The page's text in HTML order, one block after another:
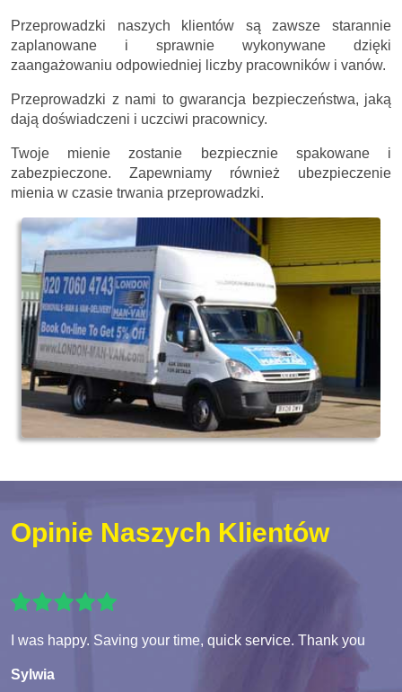
Przeprowadzki naszych klientów są zawsze starannie
zaplanowane i sprawnie wykonywane dzięki
zaangażowaniu odpowiedniej liczby pracowników i vanów.
Przeprowadzki z nami to gwarancja bezpieczeństwa, jaką
dają doświadczeni i uczciwi pracownicy.
Twoje mienie zostanie bezpiecznie spakowane i
zabezpieczone. Zapewniamy również ubezpieczenie
mienia w czasie trwania przeprowadzki.
Opinie Naszych Klientów
I was happy. Saving your time, quick service. Thank you
Sylwia